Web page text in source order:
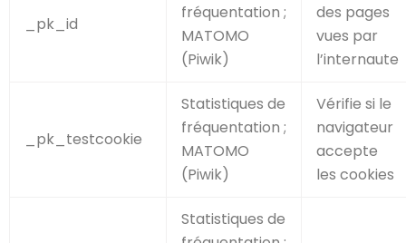
_pk_id
fréquentation ;
MATOMO
(Piwik)
des pages
vues par
l’internaute
_pk_testcookie
Statistiques de
fréquentation ;
MATOMO
(Piwik)
Vérifie si le
navigateur
accepte
les cookies
Statistiques de